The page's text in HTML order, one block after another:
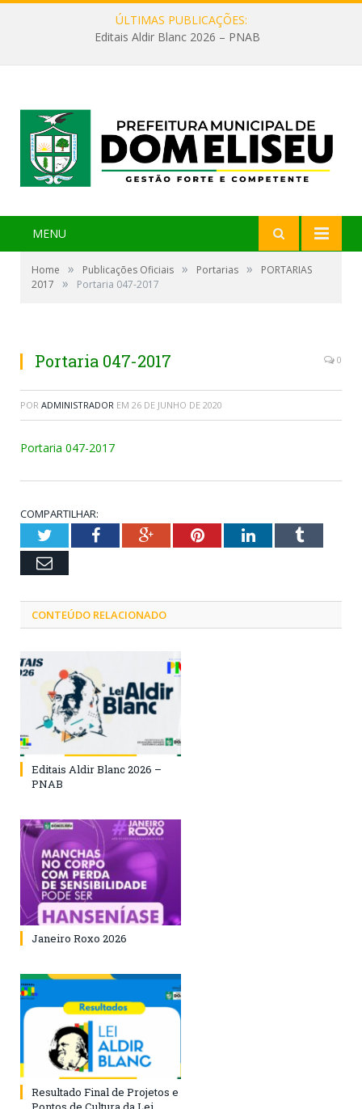
ÚLTIMAS PUBLICAÇÕES:
Editais Aldir Blanc 2026 – PNAB
MENU
Home » Publicações Oficiais » Portarias »
PORTARIAS
2017
» Portaria 047-2017
Portaria 047-2017 0
POR ADMINISTRADOR EM 26 DE JUNHO DE 2020
Portaria 047-2017
COMPARTILHAR:
TwitterFacebookGoogle+PinterestLinkedInTumblr
Email
CONTEÚDO RELACIONADO
Editais Aldir Blanc 2026 –
PNAB
Janeiro Roxo 2026
Resultado Final de Projetos e